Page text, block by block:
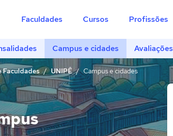
Faculdades Cursos Profissões
Campus e cidades Avaliações
Faculdades UNIPÊ Campus e cidades